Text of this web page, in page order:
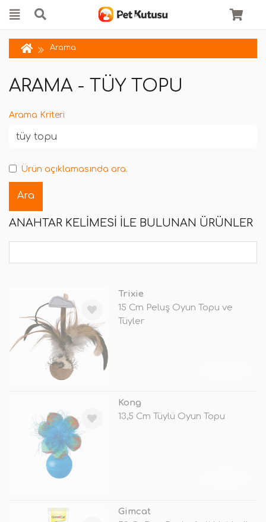
Arama
ARAMA - TÜY TOPU
Arama Kriteri
Ürün açıklamasında ara.
ANAHTAR KELIMESI ILE BULUNAN ÜRÜNLER
Trixie
15 Cm Peluş Oyun Topu ve
Tüyler
Kong
13,5 Cm Tüylü Oyun Topu
Gimcat